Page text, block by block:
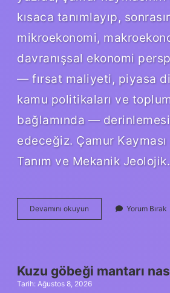
kısaca tanımlayıp,
mikroekonomi,
davranışsal ekonomi
— fırsat maliyeti, piyasa
kamu politikaları ve
bağlamında —
edeceğiz. Çamur
Tanım ve Mekanik
Devamını okuyun
kayması
Yorum Bırak
Kuzu göbeği mantarı
Tarih: Ağustos 8, 2026